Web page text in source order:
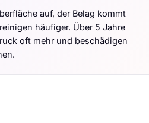
auf, der Belag kommt
häufiger. Über 5 Jahre
oft mehr und beschädigen